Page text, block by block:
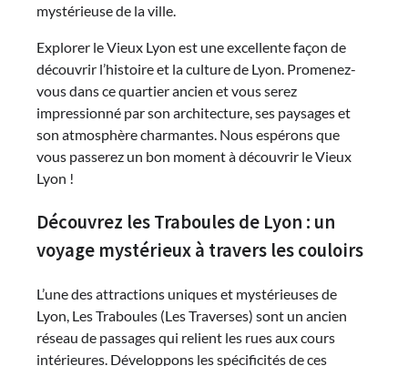
mystérieuse de la ville.
Explorer le Vieux Lyon est une excellente façon de
découvrir l’histoire et la culture de Lyon. Promenez-
vous dans ce quartier ancien et vous serez
impressionné par son architecture, ses paysages et
son atmosphère charmantes. Nous espérons que
vous passerez un bon moment à découvrir le Vieux
Lyon !
Découvrez les Traboules de Lyon : un
voyage mystérieux à travers les couloirs
L’une des attractions uniques et mystérieuses de
Lyon, Les Traboules (Les Traverses) sont un ancien
réseau de passages qui relient les rues aux cours
intérieures. Développons les spécificités de ces